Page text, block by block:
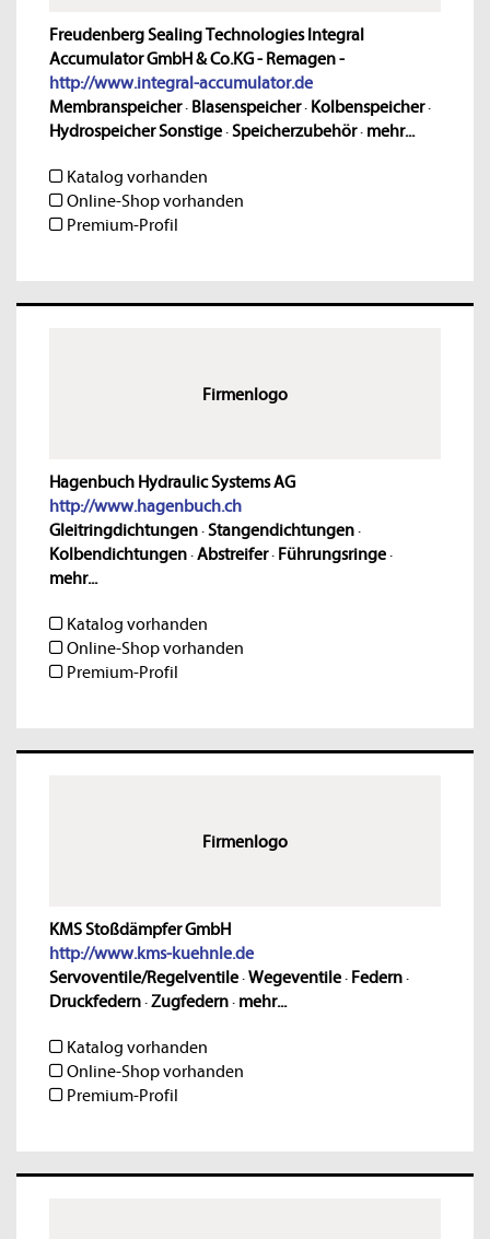
Freudenberg Sealing Technologies Integral
Accumulator GmbH & Co.KG - Remagen -
http://www.integral-accumulator.de
Membranspeicher· Blasenspeicher· Kolbenspeicher·
Hydrospeicher Sonstige·Speicherzubehör· mehr...
Katalog vorhanden
Online-Shop vorhanden
Premium-Profil
Firmenlogo
Hagenbuch Hydraulic Systems AG
http://www.hagenbuch.ch
Gleitringdichtungen·Stangendichtungen·
Kolbendichtungen·Abstreifer· Führungsringe·
mehr...
Katalog vorhanden
Online-Shop vorhanden
Premium-Profil
Firmenlogo
KMS Stoßdämpfer GmbH
http://www.kms-kuehnle.de
Servoventile/Regelventile·Wegeventile· Federn·
Druckfedern·Zugfedern· mehr...
Katalog vorhanden
Online-Shop vorhanden
Premium-Profil